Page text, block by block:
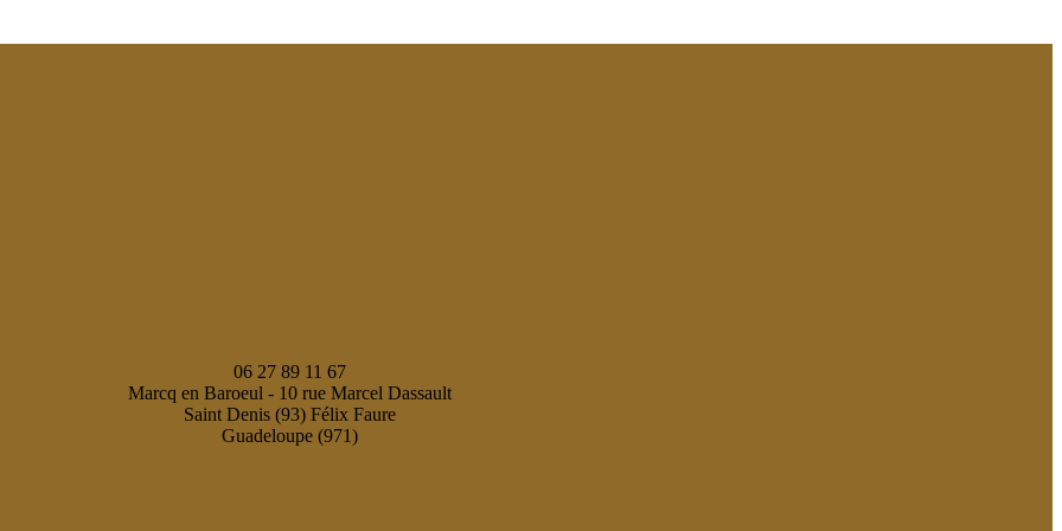
06 27 89 11 67
Marcq en Baroeul - 10 rue Marcel Dassault
Saint Denis (93) Félix Faure
Guadeloupe (971)